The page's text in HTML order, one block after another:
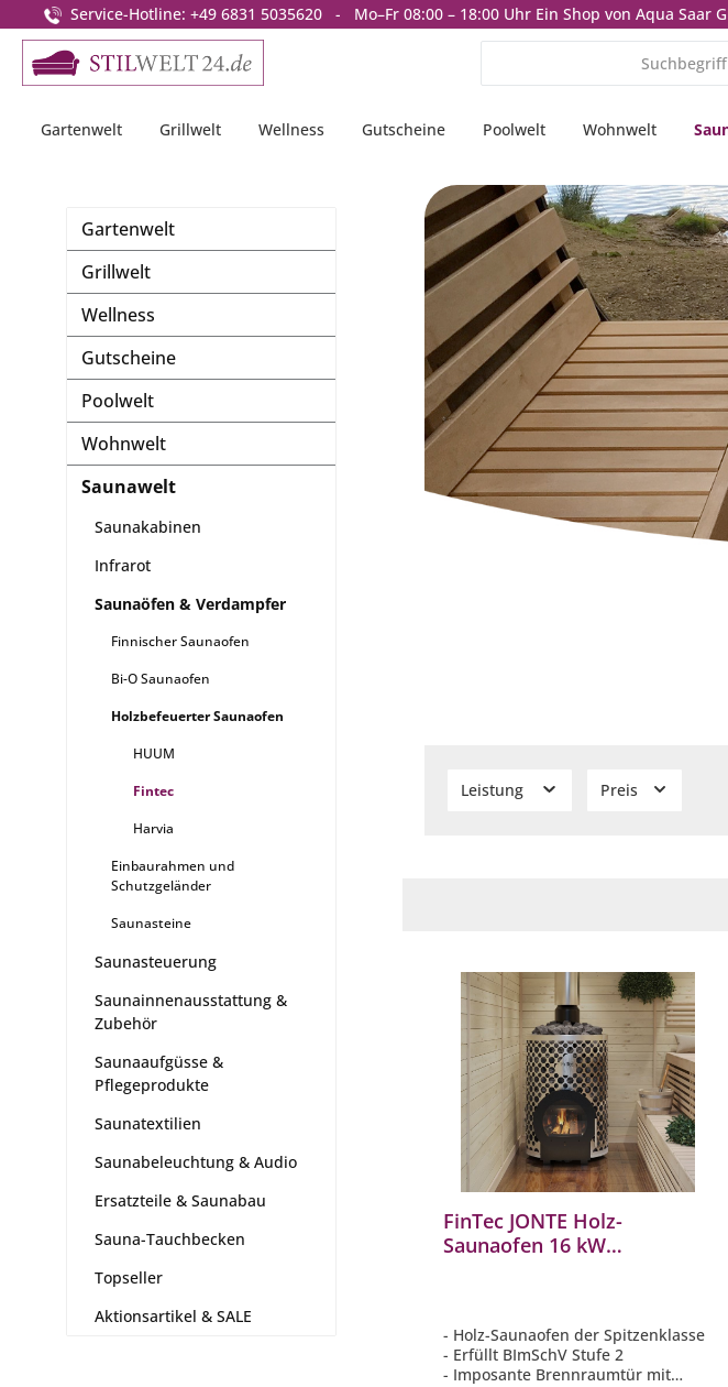
Zur Hauptnavigation springen
Service-Hotline: +49 6831 5035620 - Mo–Fr 08:00 – 18:00 Uhr Ein Shop von Aqua Saar
Gartenwelt Grillwelt Wellness Gutscheine Poolwelt Wohnwelt
Gartenwelt
Grillwelt
Wellness
Gutscheine
Poolwelt
Wohnwelt
Saunawelt
Saunakabinen
Infrarot
Saunaöfen & Verdampfer
Finnischer Saunaofen
Bi-O Saunaofen
Holzbefeuerter Saunaofen
HUUM
Fintec
Harvia
Einbaurahmen und
Schutzgeländer
Saunasteine
Saunasteuerung
Saunainnenausstattung &
Zubehör
Saunaaufgüsse &
Pflegeprodukte
Saunatextilien
Saunabeleuchtung & Audio
Ersatzteile & Saunabau
Sauna-Tauchbecken
Topseller
Aktionsartikel & SALE
Leistung Preis
FinTec JONTE Holz-
Saunaofen 16 kW
- Holz-Saunaofen der Spitzenklasse
- Erfüllt BImSchV Stufe 2
- Imposante Brennraumtür mit